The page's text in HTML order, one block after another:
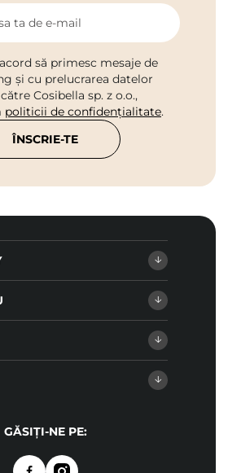
ta de e-mail
să primesc mesaje de
și cu prelucrarea datelor
Cosibella sp. z o.o.,
politicii de confidențialitate.
ÎNSCRIE-TE
GĂSIȚI-NE PE: